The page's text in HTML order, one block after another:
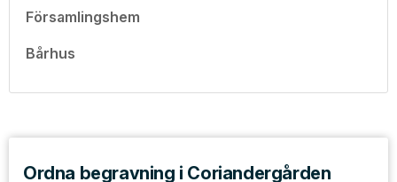
Församlingshem
Bårhus
Ordna begravning i Coriandergården